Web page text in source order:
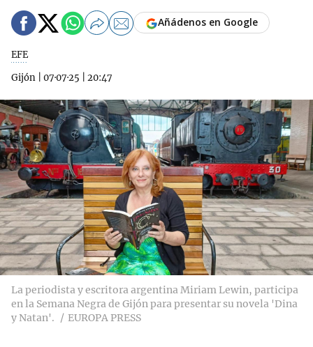
EFE
Gijón
07·07·25 20:47
Añádenos en Google
La periodista y escritora argentina Miriam Lewin, participa
en la Semana Negra de Gijón para presentar su novela 'Dina
y Natan'.
EUROPA PRESS